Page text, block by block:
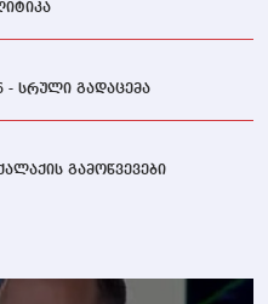
- სრული გადაცემა
გამოწვევები